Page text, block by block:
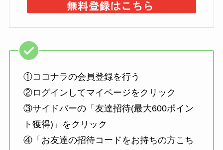
①ココナラの会員登録を行う
②ログインしてマイページをクリック
③サイドバーの「友達招待(最大600ポイン
ト獲得)」をクリック
④「お友達の招待コードをお持ちの方こち